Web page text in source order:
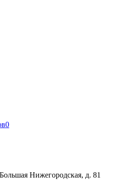
0
Нижегородская, д. 81